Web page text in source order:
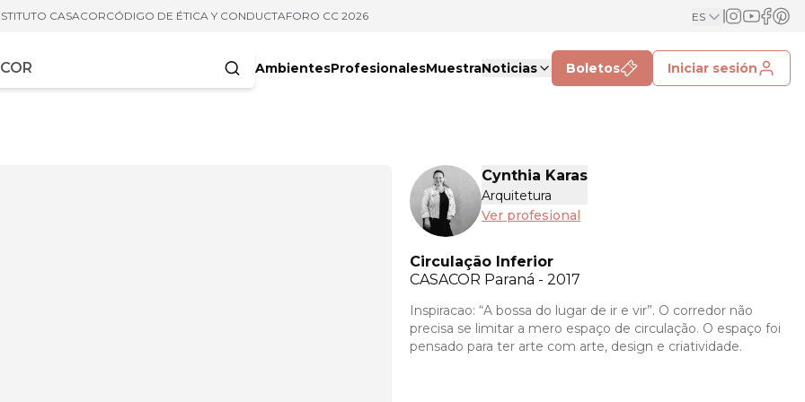
CASACORCÓDIGO DE ÉTICA Y CONDUCTAFORO CC 2026 ES
AmbientesProfesionalesMuestraNoticias Boletos Iniciar sesión
Cynthia Karas
Arquitetura
Ver profesional
Circulação Inferior
CASACOR Paraná - 2017
Inspiracao: “A bossa do lugar de ir e vir”. O corredor não
precisa se limitar a mero espaço de circulação. O espaço foi
pensado para ter arte com arte, design e criatividade.